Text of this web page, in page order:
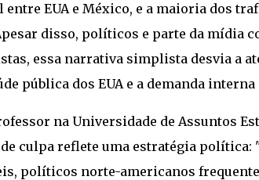
entre EUA e México, e a maioria dos
disso, políticos e parte da mídia
essa narrativa simplista desvia a
pública dos EUA e a demanda
na Universidade de Assuntos
culpa reflete uma estratégia
políticos norte-americanos